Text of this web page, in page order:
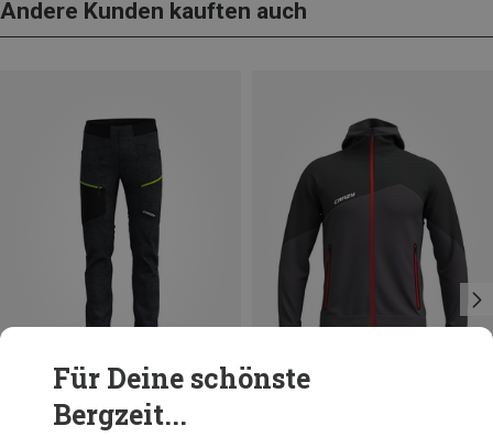
Andere Kunden kauften auch
Du sparst 34%
Für Deine schönste
Bergzeit...